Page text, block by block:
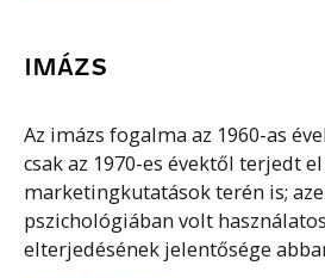
IMÁZS
Az imázs fogalma az 1960-as
csak az 1970-es évektől terjedt el
marketingkutatások terén is;
pszichológiában volt
elterjedésének jelentősége